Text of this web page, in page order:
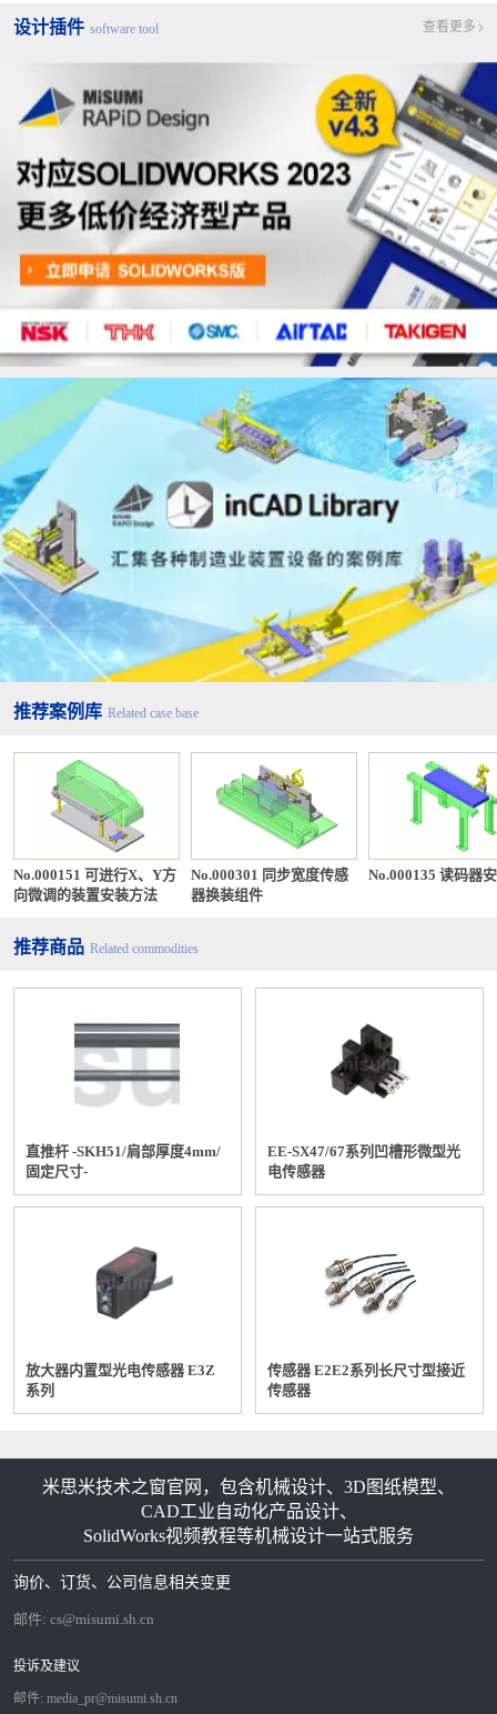
设计插件 software tool 查看更多
推荐案例库 Related case base
No.000151 可进行X、Y方
向微调的装置安装方法
No.000301 同步宽度传感
器换装组件
No.000135 读码器
推荐商品 Related commodities
直推杆 -SKH51/肩部厚度4mm/
固定尺寸-
EE-SX47/67系列凹槽形微型光
电传感器
放大器内置型光电传感器 E3Z
系列
传感器 E2E2系列长尺寸型接近
传感器
米思米技术之窗官网，包含机械设计、3D图纸模型、
CAD工业自动化产品设计、
SolidWorks视频教程等机械设计一站式服务
询价、订货、公司信息相关变更
邮件: cs@misumi.sh.cn
投诉及建议
邮件: media_pr@misumi.sh.cn